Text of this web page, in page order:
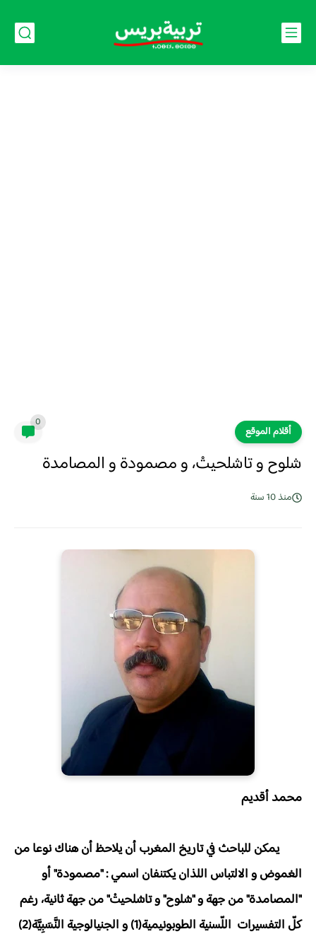
أقلام الموقع
0
شلوح و تاشلحيتْ، و مصمودة و المصامدة
منذ 10 سنة
محمد أقديم
يمكن للباحث في تاريخ المغرب أن يلاحظ أن هناك نوعا من
الغموض و الالتباس اللذان يكتنفان اسمي : "مصمودة" أو
"المصامدة" من جهة و "شلوح" و تاشلحيتْ" من جهة ثانية، رغم
كلّ التفسيرات اللّسنية الطوبونيمية(1) و الجنيالوجية النَّسَبِيَّة(2)